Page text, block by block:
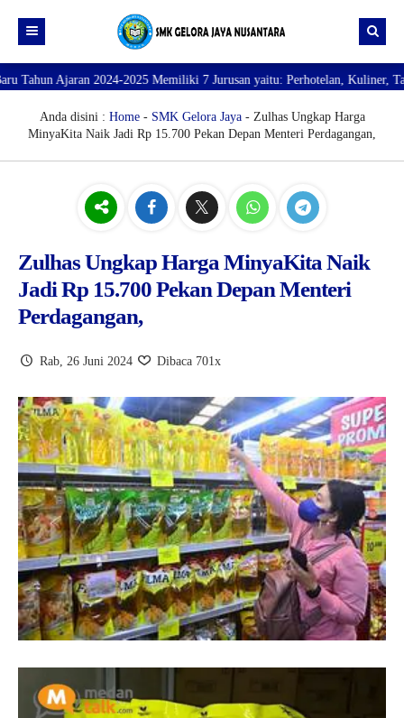
Beranda
Profil
SARANA PRASARANA
DATA GURU
2024-2025 Memiliki 7 Jurusan yaitu: Perhotelan, Kuliner, Tata
Anda disini : Home- SMK Gelora Jaya- Zulhas Ungkap Harga
MinyaKita Naik Jadi Rp 15.700 Pekan Depan Menteri Perdagangan,
Zulhas Ungkap Harga MinyaKita Naik
Jadi Rp 15.700 Pekan Depan Menteri
Perdagangan,
Rab, 26 Juni 2024 Dibaca 701x